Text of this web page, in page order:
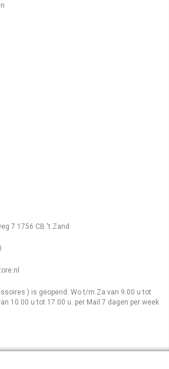
7 1756 CB 't Zand
) is geopend: Wo t/m Za van 9.00 u tot
10.00 u tot 17.00 u. per Mail 7 dagen per week